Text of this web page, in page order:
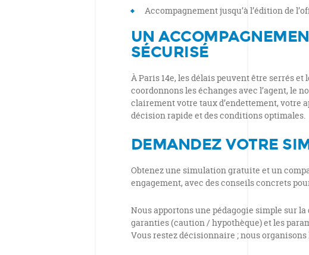
Accompagnement jusqu’à l’édition de
UN
SÉCURISÉ
À Paris 14e, les délais peuvent être serrés
coordonnons les échanges avec l’agent, le
clairement votre taux d’endettement, votre
décision rapide et des conditions optimales.
DEMANDEZ VOTRE
Obtenez une simulation gratuite et un
engagement, avec des conseils concrets
Nous apportons une pédagogie simple sur
garanties (caution / hypothèque) et les
Vous restez décisionnaire ; nous